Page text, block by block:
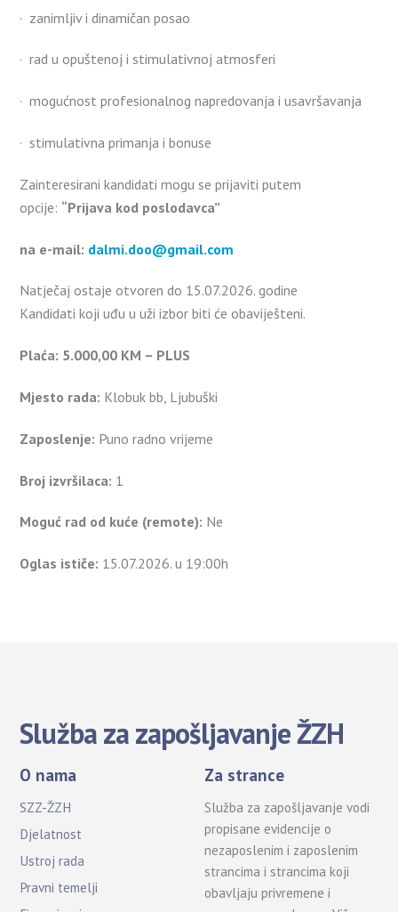
· zanimljiv i dinamičan posao
· rad u opuštenoj i stimulativnoj atmosferi
· mogućnost profesionalnog napredovanja i usavršavanja
· stimulativna primanja i bonuse
Zainteresirani kandidati mogu se prijaviti putem
opcije: “Prijava kod poslodavca”
na e-mail: dalmi.doo@gmail.com
Natječaj ostaje otvoren do 15.07.2026. godine
Kandidati koji uđu u uži izbor biti će obaviješteni.
Plaća: 5.000,00 KM – PLUS
Mjesto rada: Klobuk bb, Ljubuški
Zaposlenje: Puno radno vrijeme
Broj izvršilaca: 1
Moguć rad od kuće (remote): Ne
Oglas ističe: 15.07.2026. u 19:00h
Služba za zapošljavanje ŽZH
O nama
SZZ-ŽZH
Djelatnost
Ustroj rada
Pravni temelji
Za strance
Služba za zapošljavanje vodi
propisane evidencije o
nezaposlenim i zaposlenim
strancima i strancima koji
obavljaju privremene i